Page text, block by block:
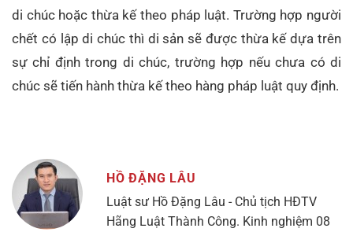
di chúc hoặc thừa kế theo pháp luật. Trường hợp người
chết có lập di chúc thì di sản sẽ được thừa kế dựa trên
sự chỉ định trong di chúc, trường hợp nếu chưa có di
chúc sẽ tiến hành thừa kế theo hàng pháp luật quy định.
HỒ ĐẶNG LÂU
Luật sư Hồ Đặng Lâu - Chủ tịch HĐTV
Hãng Luật Thành Công. Kinh nghiệm 08